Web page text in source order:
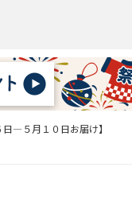
―５月１０日お届け】